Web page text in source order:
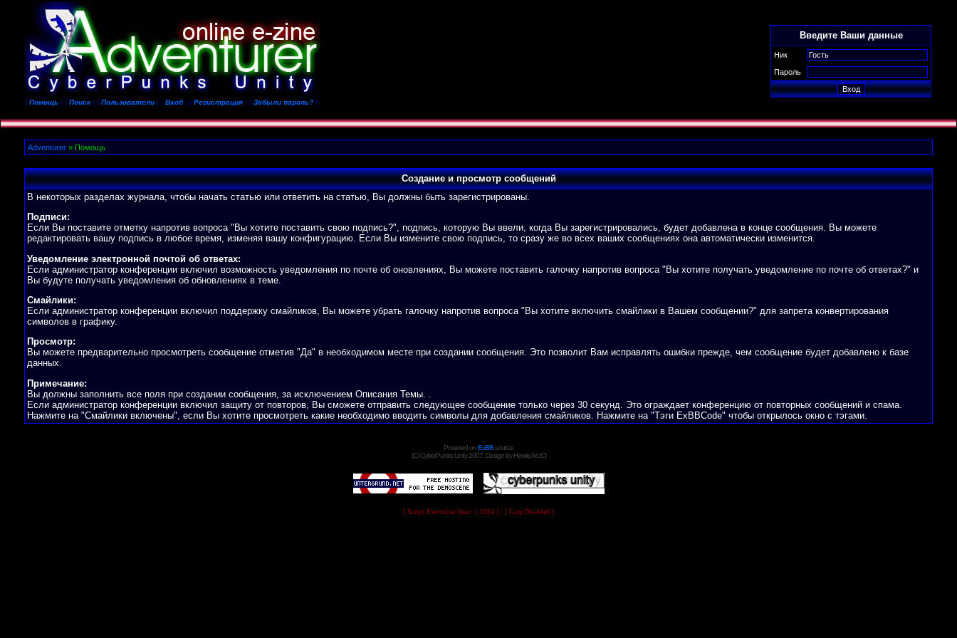
Введите Ваши данные
Ник
Пароль
| Помощь | | Поиск| | Пользователи | | Вход | | Регистрация | | Забыли пароль? |
Adventurer » Помощь
Создание и просмотр cообщений
В некоторых разделах журнала, чтобы начать статью или ответить на статью, Вы должны быть зарегистрированы.
Подписи:
Если Вы поставите отметку напротив вопроса "Вы хотите поставить свою подпись?", подпись, которую Вы ввели, когда Вы зарегистрировались, будет добавлена в конце сообщения. Вы можете
редактировать вашу подпись в любое время, изменяя вашу конфигурацию. Если Вы измените свою подпись, то сразу же во всех ваших сообщениях она автоматически изменится.
Уведомление электронной почтой об ответах:
Если администратор конференции включил возможность уведомления по почте об оновлениях, Вы можете поставить галочку напротив вопроса "Вы хотите получать уведомление по почте об ответах?" и
Вы будуте получать уведомления об обновлениях в теме.
Смайлики:
Если администратор конференции включил поддержку смайликов, Вы можете убрать галочку напротив вопроса "Вы хотите включить смайлики в Вашем сообщении?" для запрета конвертирования
символов в графику.
Просмотр:
Вы можете предварительно просмотреть сообщение отметив "Да" в необходимом месте при создании сообщения. Это позволит Вам исправлять ошибки прежде, чем сообщение будет добавлено к базе
данных.
Примечание:
Вы должны заполнить все поля при создании сообщения, за исключением Описания Темы. .
Если администратор конференции включил защиту от повторов, Вы сможете отправить следующее сообщение только через 30 секунд. Это ограждает конференцию от повторных сообщений и спама.
Нажмите на "Смайлики включены", если Вы хотите просмотреть какие необходимо вводить символы для добавления смайликов. Нажмите на "Тэги ExBBCode" чтобы открылось окно с тэгами.
Powered onExBBsource.
(C) CyberPunks Unity 2007. Design by Hewle Art.(C)
[ Script Execution time: 1.0324 ] [ Gzip Disabled ]